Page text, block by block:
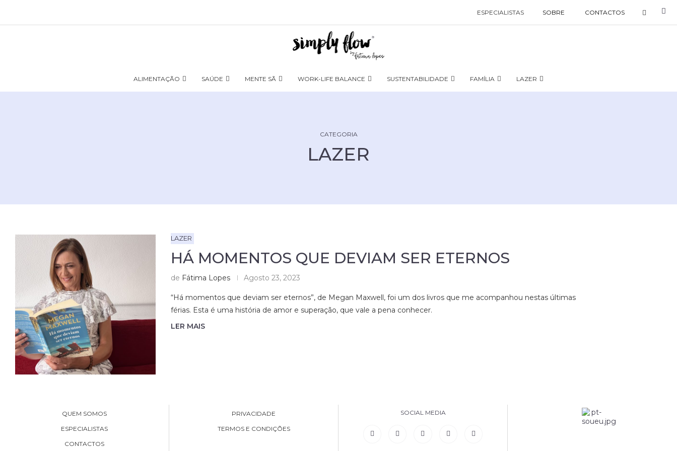
ESPECIALISTAS SOBRE CONTACTOS
ALIMENTAÇÃO SAÚDE MENTE SÃ WORK-LIFE BALANCE SUSTENTABILIDADE FAMÍLIA LAZER
CATEGORIA
LAZER
LAZER
HÁ MOMENTOS QUE DEVIAM SER ETERNOS
de Fátima Lopes Agosto 23, 2023
“Há momentos que deviam ser eternos”, de Megan Maxwell, foi um dos livros que me acompanhou nestas últimas
férias. Esta é uma história de amor e superação, que vale a pena conhecer.
LER MAIS
QUEM SOMOS
ESPECIALISTAS
CONTACTOS
PRIVACIDADE
TERMOS E CONDIÇÕES
SOCIAL MEDIA